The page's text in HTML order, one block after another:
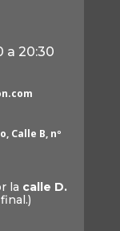
a 20:30
Calle B, nº
la calle D.